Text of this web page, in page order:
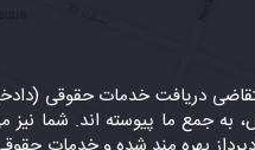
دریافت خدمات حقوقی
جمع ما پیوسته اند. شما نیز